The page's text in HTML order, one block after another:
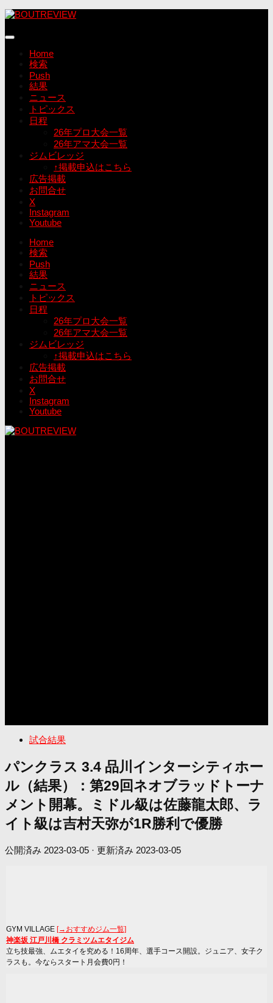
コ
テ
Home
検索
Push
結果
ニュース
トピックス
日程
26年プロ大会一覧
26年アマ大会一覧
ジムビレッジ
↑掲載申込はこちら
広告掲載
お問合せ
X
Instagram
Youtube
Home
検索
Push
結果
ニュース
トピックス
日程
26年プロ大会一覧
26年アマ大会一覧
ジムビレッジ
↑掲載申込はこちら
広告掲載
お問合せ
X
Instagram
Youtube
試合結果
パンクラス 3.4 品川インターシティホー
ル（結果）：第29回ネオブラッドトーナ
メント開幕。ミドル級は佐藤龍太郎、ラ
イト級は吉村天弥が1R勝利で優勝
公開済み 2023-03-05 · 更新済み 2023-03-05
GYM VILLAGE [→おすすめジム一覧]
神楽坂 江戸川橋 クラミツムエタイジム
立ち技最強、ムエタイを究める！16周年、選手コース開設。ジュニア、女子ク
ラスも。今ならスタート月会費0円！